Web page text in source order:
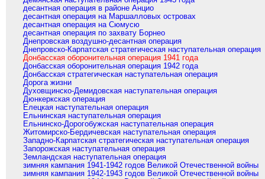
десантная операция в районе Анцио
десантная операция на Маршалловых островах
десантная операция на Сюмусю
десантная операция по захвату Борнео
Днепровская воздушно-десантная операция
Днепровско-Карпатская стратегическая наступательная операция
Донбасская оборонительная операция 1941 года
Донбасская оборонительная операция 1942 года
Донбасская стратегическая наступательная операция
Дорога жизни
Духовщинско-Демидовская наступательная операция
Дюнкеркская операция
Елецкая наступательная операция
Ельнинская наступательная операция
Ельнинско-Дорогобужская наступательная операция
Житомирско-Бердичевская наступательная операция
Западно-Карпатская стратегическая наступательная операция
Запорожская наступательная операция
Земландская наступательная операция
зимняя кампания 1941-1942 годов Великой Отечественной войны
зимняя кампания 1942-1943 годов Великой Отечественной войны